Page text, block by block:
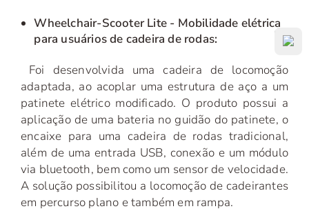
Wheelchair-Scooter Lite - Mobilidade elétrica
para usuários de cadeira de rodas:
Foi desenvolvida uma cadeira de locomoção
adaptada, ao acoplar uma estrutura de aço a um
patinete elétrico modificado. O produto possui a
aplicação de uma bateria no guidão do patinete, o
encaixe para uma cadeira de rodas tradicional,
além de uma entrada USB, conexão e um módulo
via bluetooth, bem como um sensor de velocidade.
A solução possibilitou a locomoção de cadeirantes
em percurso plano e também em rampa.